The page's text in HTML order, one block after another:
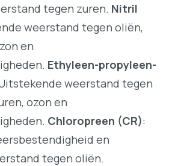
tegen zuren. Nitril
weerstand tegen oliën,
en
Ethyleen-propyleen-
weerstand tegen
ozon en
Chloropreen (CR):
en
tegen oliën.